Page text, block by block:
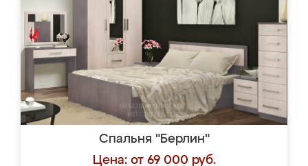
Спальня "Берлин"
Цена: от 69 000 руб.